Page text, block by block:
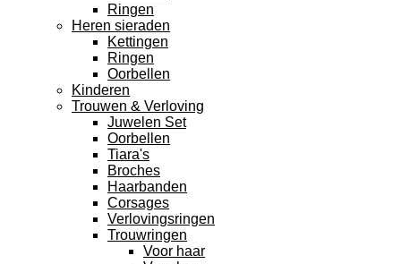
Ringen
Heren sieraden
Kettingen
Ringen
Oorbellen
Kinderen
Trouwen & Verloving
Juwelen Set
Oorbellen
Tiara's
Broches
Haarbanden
Corsages
Verlovingsringen
Trouwringen
Voor haar